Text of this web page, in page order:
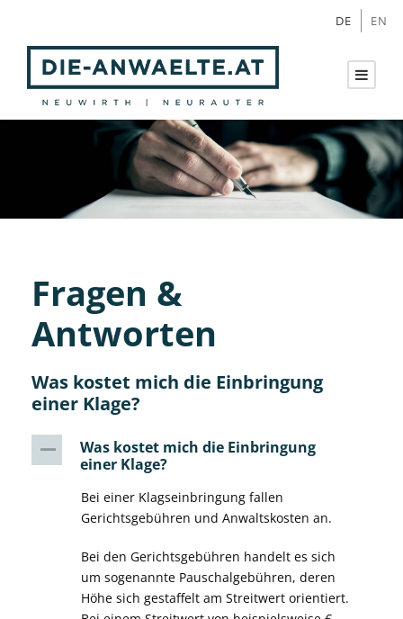
DE EN
Fragen &
Antworten
Was kostet mich die Einbringung
einer Klage?
A
Was kostet mich die Einbringung
einer Klage?
Bei einer Klagseinbringung fallen
Gerichtsgebühren und Anwaltskosten an.
Bei den Gerichtsgebühren handelt es sich
um sogenannte Pauschalgebühren, deren
Höhe sich gestaffelt am Streitwert orientiert.